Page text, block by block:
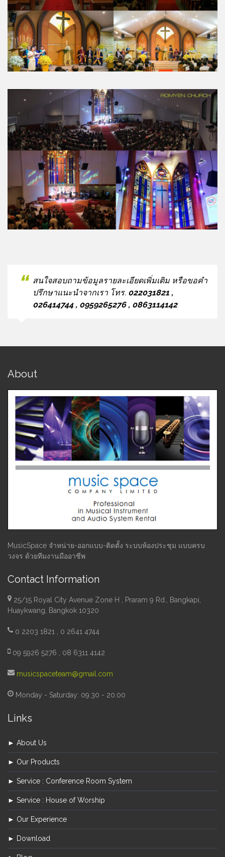
สนใจสอบถามข้อมูลรายละเอียดเพิ่มเติม หรือขอคำ
ปรึกษาแนะนำจากเรา โทร. 022031821 ,
026414744 , 0959265276 , 0863114142
About
MusicSpace จำหน่าย-ออกแบบ-ติดตั้ง ระบบห้องประชุม แบบครบ
วงจร ด้วยทีมงานมืออาชีพ
Contact Information
25/15 Royal City Avenue Zone H , Praram 9 Rd., Bangkapi,
Huaykwang, Bangkok 10320
0 2203 1821 , 0 2641 4744
09 5926 5276 , 08 6311 4142
musicspaceteam@gmail.com
Monday - Saturday: 09.30 - 20.00
Links
► About Us
► Our Products
► Service : Conference Room System
► Service : House of Worship
► Our Experience
► Download